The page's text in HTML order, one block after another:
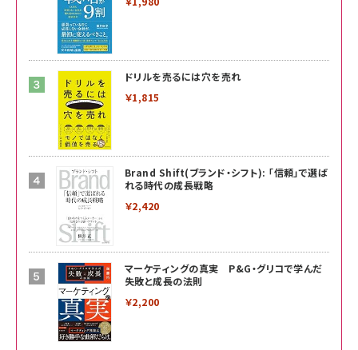
ドリルを売るには穴を売れ
￥1,815
Brand Shift(ブランド・シフト): 「信頼」で選ば
れる時代の成長戦略
￥2,420
マーケティングの真実 P&G・グリコで学んだ
失敗と成長の法則
￥2,200